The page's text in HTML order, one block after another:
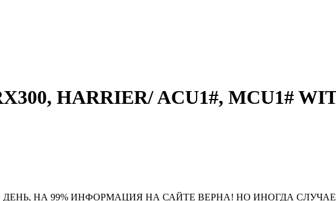
HARRIER/ ACU1#, MCU1#
НА 99% ИНФОРМАЦИЯ НА САЙТЕ ВЕРНА! НО ИНОГДА